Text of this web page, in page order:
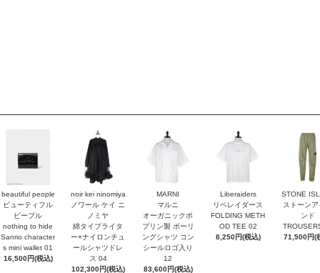
beautiful people
ビューティフル
ピープル
nothing to hide
Sanrio character
s mini wallet⁠ 01
16,500円(税込)
noir kei ninomiya
ノワール ケイ ニ
ノミヤ
綿タイプライタ
ー×ナイロンチュ
ールシャツドレ
ス 04
102,300円(税込)
MARNI
マルニ
オーガニックポ
プリン製 ボーリ
ングシャツ コン
シールロゴ入り
12
83,600円(税込)
Liberaiders
リベレイダース
FOLDING METH
OD TEE 02
8,250円(税込)
STONE
ストーンア
ンド
71,500円(